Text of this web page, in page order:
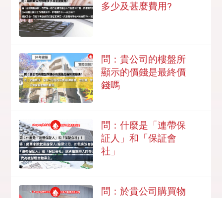
多少及甚麼費用?
問：貴公司的樓盤所
顯示的價錢是最終價
錢嗎
問：什麼是「連帶保
証人」和「保証會
社」
問：於貴公司購買物